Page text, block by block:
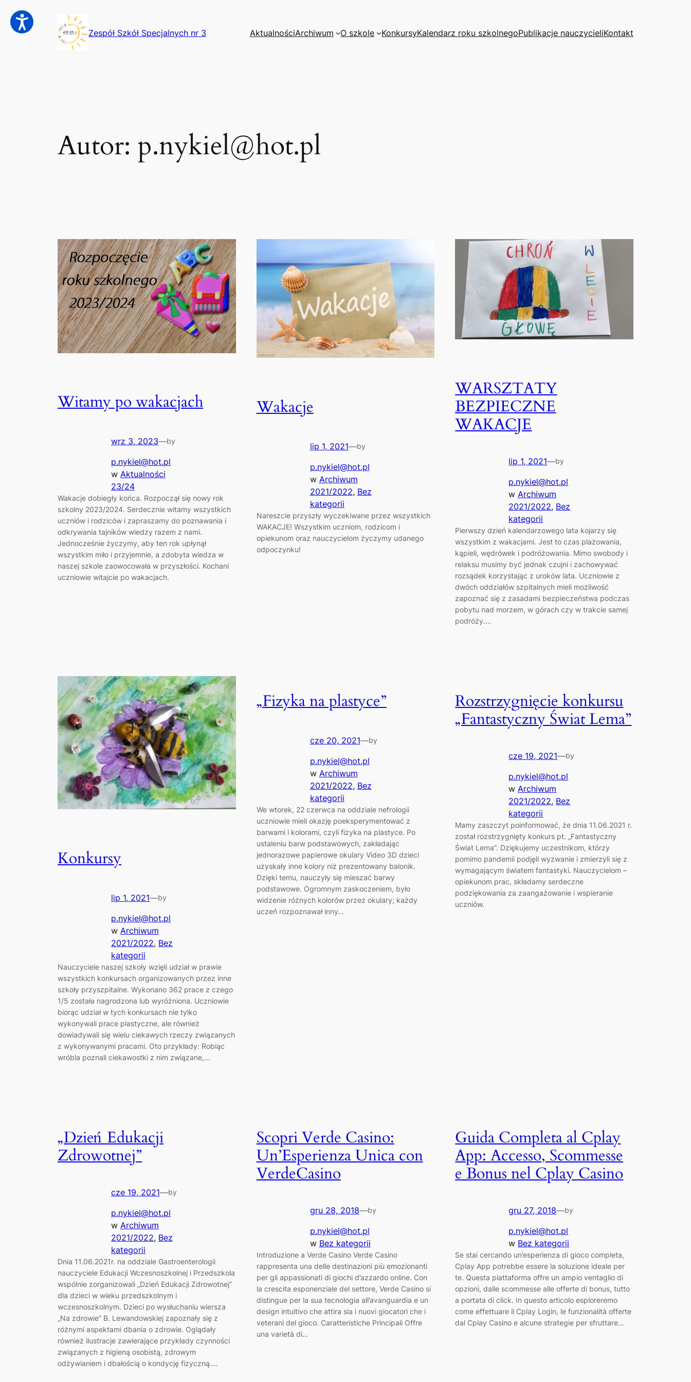
Przejdź
do
treści
Zespół Szkół Specjalnych nr 3 AktualnościArchiwum O szkole KonkursyKalendarz roku szkolnegoPublikacje nauczycieliKontakt
Autor: p.nykiel@hot.pl
Witamy po wakacjach
wrz 3, 2023—by
p.nykiel@hot.pl
w Aktualności
23/24
Wakacje dobiegły końca. Rozpoczął się nowy rok
szkolny 2023/2024. Serdecznie witamy wszystkich
uczniów i rodziców i zapraszamy do poznawania i
odkrywania tajników wiedzy razem z nami.
Jednocześnie życzymy, aby ten rok upłynął
wszystkim miło i przyjemnie, a zdobyta wiedza w
naszej szkole zaowocowała w przyszłości. Kochani
uczniowie witajcie po wakacjach.
Wakacje
lip 1, 2021—by
p.nykiel@hot.pl
w Archiwum
2021/2022, Bez
kategorii
Nareszcie przyszły wyczekiwane przez wszystkich
WAKACJE! Wszystkim uczniom, rodzicom i
opiekunom oraz nauczycielom życzymy udanego
odpoczynku!
WARSZTATY
BEZPIECZNE
WAKACJE
lip 1, 2021—by
p.nykiel@hot.pl
w Archiwum
2021/2022, Bez
kategorii
Pierwszy dzień kalendarzowego lata kojarzy się
wszystkim z wakacjami. Jest to czas plażowania,
kąpieli, wędrówek i podróżowania. Mimo swobody i
relaksu musimy być jednak czujni i zachowywać
rozsądek korzystając z uroków lata. Uczniowie z
dwóch oddziałów szpitalnych mieli możliwość
zapoznać się z zasadami bezpieczeństwa podczas
pobytu nad morzem, w górach czy w trakcie samej
podróży.…
Konkursy
lip 1, 2021—by
p.nykiel@hot.pl
w Archiwum
2021/2022, Bez
kategorii
Nauczyciele naszej szkoły wzięli udział w prawie
wszystkich konkursach organizowanych przez inne
szkoły przyszpitalne. Wykonano 362 prace z czego
1/5 została nagrodzona lub wyróżniona. Uczniowie
biorąc udział w tych konkursach nie tylko
wykonywali prace plastyczne, ale również
dowiadywali się wielu ciekawych rzeczy związanych
z wykonywanymi pracami. Oto przykłady: Robiąc
wróbla poznali ciekawostki z nim związane,…
„Fizyka na plastyce”
cze 20, 2021—by
p.nykiel@hot.pl
w Archiwum
2021/2022, Bez
kategorii
We wtorek, 22 czerwca na oddziale nefrologii
uczniowie mieli okazję poeksperymentować z
barwami i kolorami, czyli fizyka na plastyce. Po
ustaleniu barw podstawowych, zakładając
jednorazowe papierowe okulary Video 3D dzieci
uzyskały inne kolory niż prezentowany balonik.
Dzięki temu, nauczyły się mieszać barwy
podstawowe. Ogromnym zaskoczeniem, było
widzenie różnych kolorów przez okulary; każdy
uczeń rozpoznawał inny…
Rozstrzygnięcie konkursu
„Fantastyczny Świat Lema”
cze 19, 2021—by
p.nykiel@hot.pl
w Archiwum
2021/2022, Bez
kategorii
Mamy zaszczyt poinformować, że dnia 11.06.2021 r.
został rozstrzygnięty konkurs pt. „Fantastyczny
Świat Lema”. Dziękujemy uczestnikom, którzy
pomimo pandemii podjęli wyzwanie i zmierzyli się z
wymagającym światem fantastyki. Nauczycielom –
opiekunom prac, składamy serdeczne
podziękowania za zaangażowanie i wspieranie
uczniów.
„Dzień Edukacji
Zdrowotnej”
cze 19, 2021—by
p.nykiel@hot.pl
w Archiwum
2021/2022, Bez
kategorii
Dnia 11.06.2021r. na oddziale Gastroenterologii
nauczyciele Edukacji Wczesnoszkolnej i Przedszkola
wspólnie zorganizowali „Dzień Edukacji Zdrowotnej”
dla dzieci w wieku przedszkolnym i
wczesnoszkolnym. Dzieci po wysłuchaniu wiersza
„Na zdrowie” B. Lewandowskiej zapoznały się z
różnymi aspektami dbania o zdrowie. Oglądały
również ilustracje zawierające przykłady czynności
związanych z higieną osobistą, zdrowym
odżywianiem i dbałością o kondycję fizyczną.…
Scopri Verde Casino:
Un’Esperienza Unica con
VerdeCasino
gru 28, 2018—by
p.nykiel@hot.pl
w Bez kategorii
Introduzione a Verde Casino Verde Casino
rappresenta una delle destinazioni più emozionanti
per gli appassionati di giochi d’azzardo online. Con
la crescita esponenziale del settore, Verde Casino si
distingue per la sua tecnologia all’avanguardia e un
design intuitivo che attira sia i nuovi giocatori che i
veterani del gioco. Caratteristiche Principali Offre
una varietà di…
Guida Completa al Cplay
App: Accesso, Scommesse
e Bonus nel Cplay Casino
gru 27, 2018—by
p.nykiel@hot.pl
w Bez kategorii
Se stai cercando un’esperienza di gioco completa,
Cplay App potrebbe essere la soluzione ideale per
te. Questa piattaforma offre un ampio ventaglio di
opzioni, dalle scommesse alle offerte di bonus, tutto
a portata di click. In questo articolo esploreremo
come effettuare il Cplay Login, le funzionalità offerte
dal Cplay Casino e alcune strategie per sfruttare…